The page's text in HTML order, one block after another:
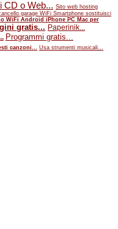
CD o Web... Sito web hosting
garage WiFi Smartphone sostituisci
WiFi Android iPhone PC Mac per
gratis... Paperinik...
Programmi gratis...
canzoni... Usa strumenti musicali...